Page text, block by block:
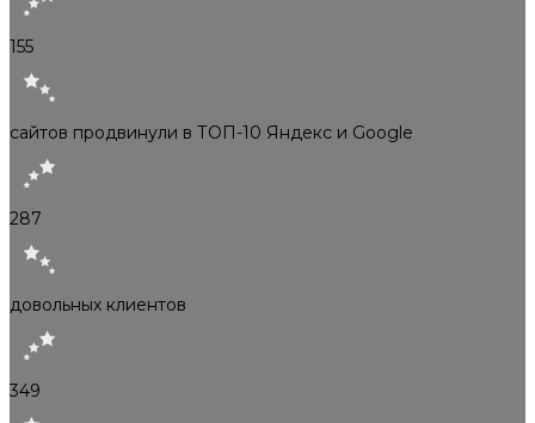
155
сайтов продвинули в ТОП-10 Яндекс и Google
287
довольных клиентов
349